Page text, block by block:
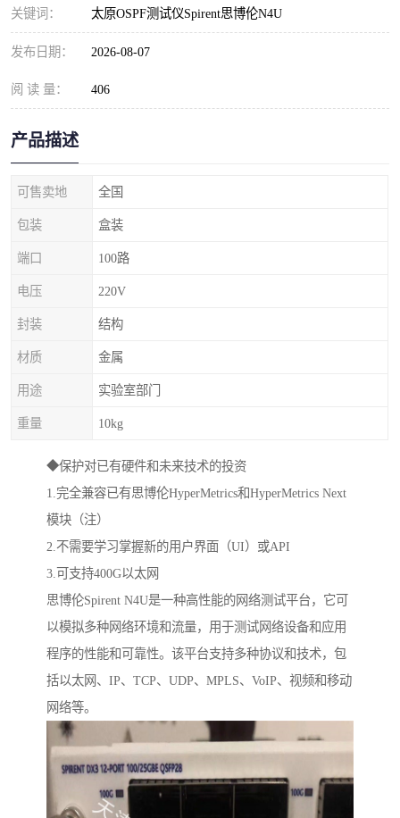
关键词： 太原OSPF测试仪Spirent思博伦N4U
发布日期： 2026-08-07
阅 读 量： 406
产品描述
可售卖地 全国
包装 盒装
端口 100路
电压 220V
封装 结构
材质 金属
用途 实验室部门
重量 10kg
◆保护对已有硬件和未来技术的投资
1.完全兼容已有思博伦HyperMetrics和HyperMetrics Next
模块（注）
2.不需要学习掌握新的用户界面（UI）或API
3.可支持400G以太网
思博伦Spirent N4U是一种高性能的网络测试平台，它可
以模拟多种网络环境和流量，用于测试网络设备和应用
程序的性能和可靠性。该平台支持多种协议和技术，包
括以太网、IP、TCP、UDP、MPLS、VoIP、视频和移动
网络等。